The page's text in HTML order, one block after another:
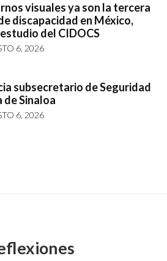
visuales ya son la tercera
discapacidad en México,
del CIDOCS
6, 2026
subsecretario de Seguridad
de Sinaloa
6, 2026